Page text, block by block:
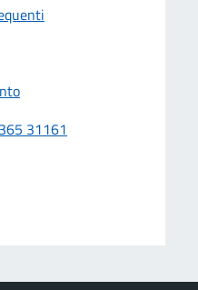
31161